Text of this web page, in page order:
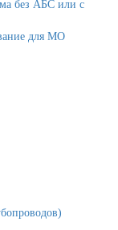
без АБС или с
для МО